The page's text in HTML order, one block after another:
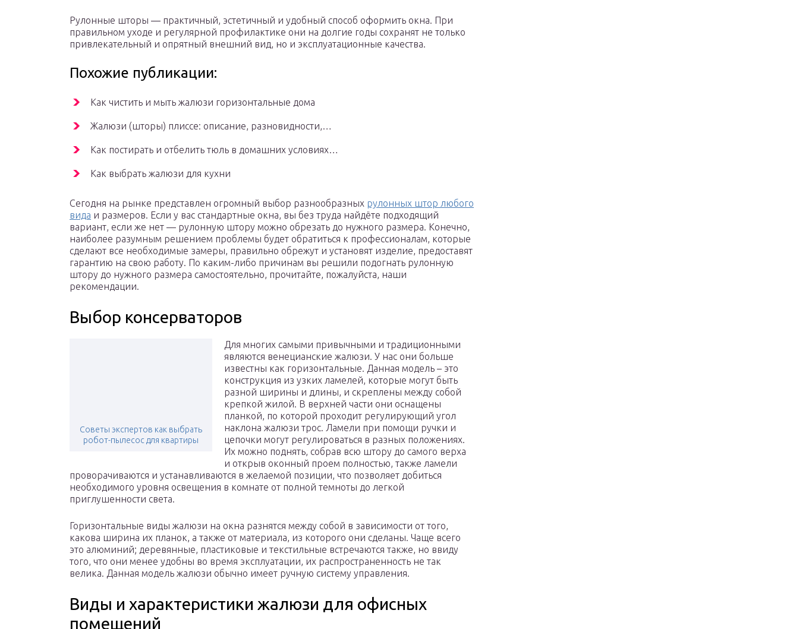
Рулонные шторы ― практичный, эстетичный и удобный способ оформить окна. При
правильном уходе и регулярной профилактике они на долгие годы сохранят не только
привлекательный и опрятный внешний вид, но и эксплуатационные качества.
Похожие публикации:
Как чистить и мыть жалюзи горизонтальные дома
Жалюзи (шторы) плиссе: описание, разновидности,…
Как постирать и отбелить тюль в домашних условиях…
Как выбрать жалюзи для кухни
Сегодня на рынке представлен огромный выбор разнообразных рулонных штор любого
вида и размеров. Если у вас стандартные окна, вы без труда найдёте подходящий
вариант, если же нет — рулонную штору можно обрезать до нужного размера. Конечно,
наиболее разумным решением проблемы будет обратиться к профессионалам, которые
сделают все необходимые замеры, правильно обрежут и установят изделие, предоставят
гарантию на свою работу. По каким-либо причинам вы решили подогнать рулонную
штору до нужного размера самостоятельно, прочитайте, пожалуйста, наши
рекомендации.
Выбор консерваторов
Советы экспертов как выбрать
робот-пылесос для квартиры
Для многих самыми привычными и традиционными
являются венецианские жалюзи. У нас они больше
известны как горизонтальные. Данная модель – это
конструкция из узких ламелей, которые могут быть
разной ширины и длины, и скреплены между собой
крепкой жилой. В верхней части они оснащены
планкой, по которой проходит регулирующий угол
наклона жалюзи трос. Ламели при помощи ручки и
цепочки могут регулироваться в разных положениях.
Их можно поднять, собрав всю штору до самого верха
и открыв оконный проем полностью, также ламели
проворачиваются и устанавливаются в желаемой позиции, что позволяет добиться
необходимого уровня освещения в комнате от полной темноты до легкой
приглушенности света.
Горизонтальные виды жалюзи на окна разнятся между собой в зависимости от того,
какова ширина их планок, а также от материала, из которого они сделаны. Чаще всего
это алюминий; деревянные, пластиковые и текстильные встречаются также, но ввиду
того, что они менее удобны во время эксплуатации, их распространенность не так
велика. Данная модель жалюзи обычно имеет ручную систему управления.
Виды и характеристики жалюзи для офисных
помещений